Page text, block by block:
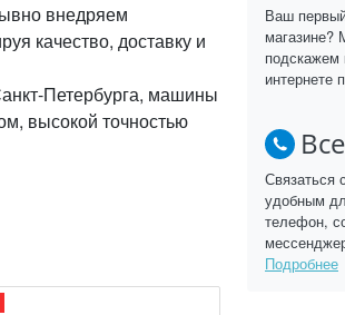
внедряем
качество, доставку и
Петербурга, машины
высокой точностью
Ваш
подскажем
интернете
удобным
телефон,
Подробнее